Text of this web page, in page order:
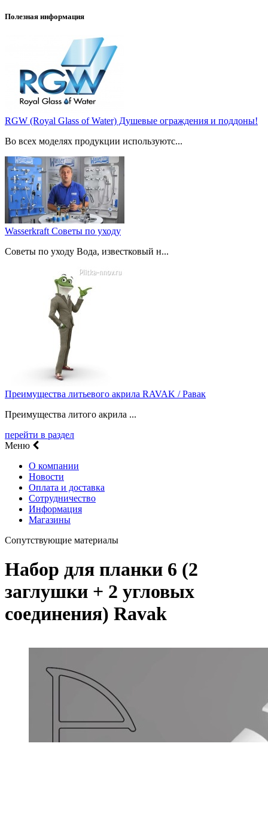
Полезная информация
RGW (Royal Glass of Water) Душевые ограждения и поддоны!
Во всех моделях продукции используютс...
Wasserkraft Советы по уходу
Советы по уходу Вода, известковый н...
Преимущества литьевого акрила RAVAK / Равак
Преимущества литого акрила ...
перейти в раздел
Меню
О компании
Новости
Оплата и доставка
Сотрудничество
Информация
Магазины
Сопутствующие материалы
Набор для планки 6 (2
заглушки + 2 угловых
соединения) Ravak